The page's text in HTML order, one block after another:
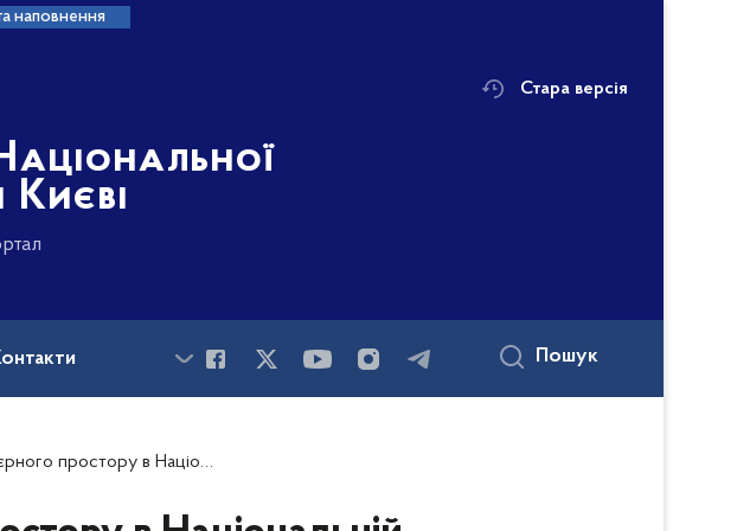
наповнення
Києві
Стара версія
Пошук
в Національній поліції України